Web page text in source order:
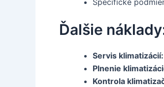
Špecifické
Ďalšie
Servis klimatizácií:
Plnenie
Kontrola